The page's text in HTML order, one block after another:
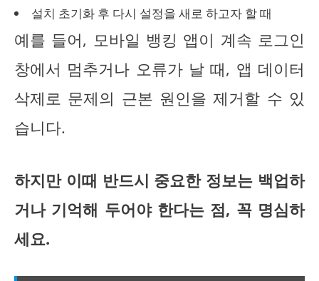
설치 초기화 후 다시 설정을 새로 하고자 할 때
예를 들어, 모바일 뱅킹 앱이 계속 로그인
창에서 멈추거나 오류가 날 때, 앱 데이터
삭제로 문제의 근본 원인을 제거할 수 있
습니다.
하지만 이때 반드시 중요한 정보는 백업하
거나 기억해 두어야 한다는 점, 꼭 명심하
세요.